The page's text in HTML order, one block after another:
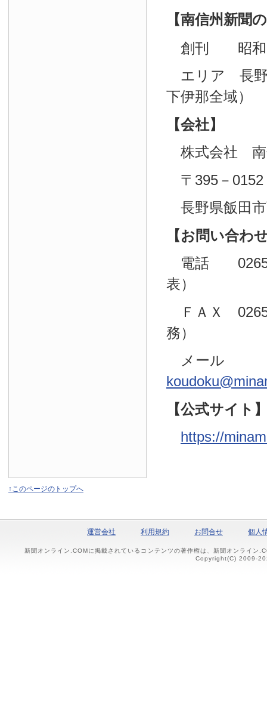
【南信州新聞
創刊 昭和
エリア 長野
下伊那全域）
【会社】
株式会社 南
〒395－0152
長野県飯田
【お問い合わ
電話 0265
表）
ＦＡＸ 0265
務）
メール
【公式サイト
https://
↑このページのトップへ
運営会社 利用規約 お問合せ 個人
新聞オンライン.COMに掲載されているコンテンツの著作権は、新聞オンライン
Copyright(C) 2009-